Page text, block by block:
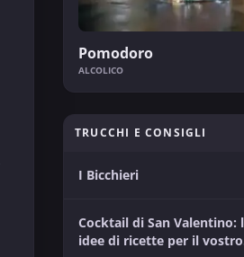
Pomodoro
ALCOLICO
TRUCCHI E CONSIGLI
I Bicchieri
Cocktail di San Valentino:
idee di ricette per il vostro